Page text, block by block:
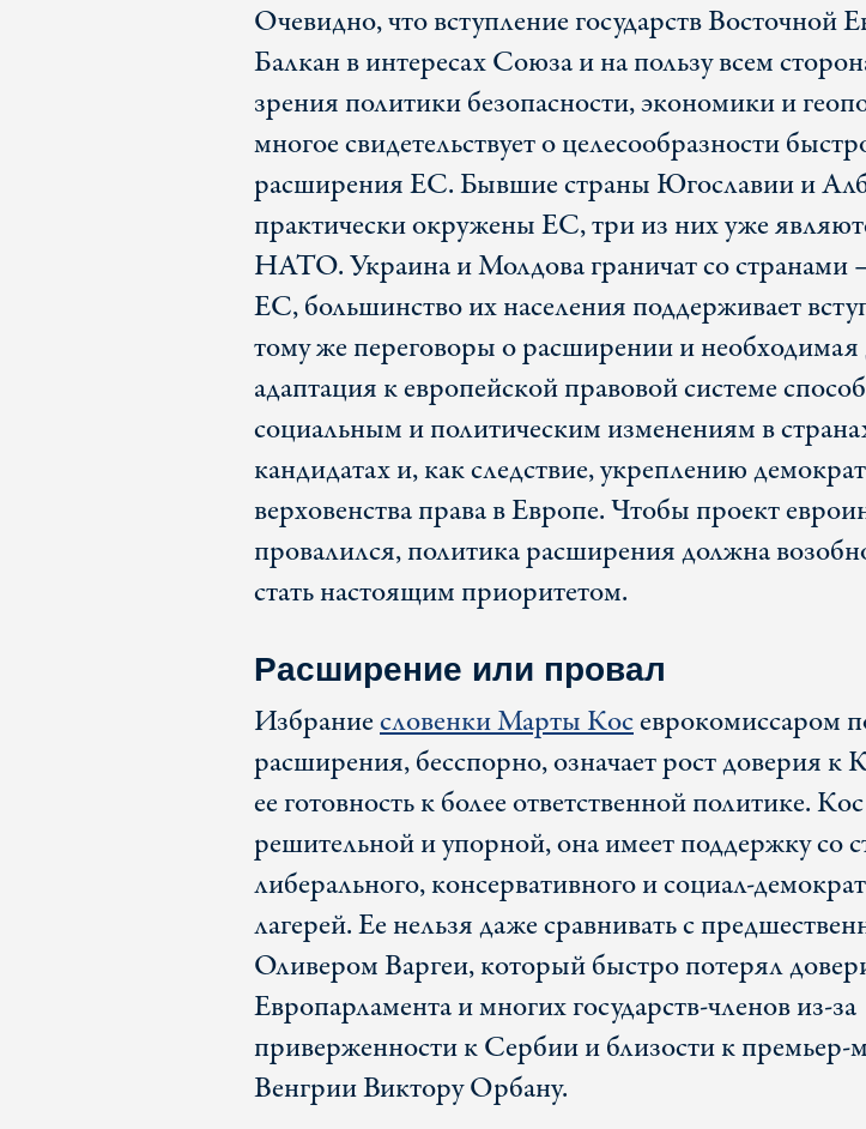
Очевидно, что вступление государств Восточной
Балкан в интересах Союза и на пользу всем
зрения политики безопасности, экономики и
многое свидетельствует о целесообразности
расширения ЕС. Бывшие страны Югославии и
практически окружены ЕС, три из них уже
НАТО. Украина и Молдова граничат со странами
ЕС, большинство их населения поддерживает
тому же переговоры о расширении и необходимая
адаптация к европейской правовой системе
социальным и политическим изменениям в
кандидатах и, как следствие, укреплению
верховенства права в Европе. Чтобы проект
провалился, политика расширения должна
стать настоящим приоритетом.
Расширение или провал
Избраниесловенки Марты Косеврокомиссаром
расширения, бесспорно, означает рост доверия к
ее готовность к более ответственной политике.
решительной и упорной, она имеет поддержку со
либерального, консервативного и социал-
лагерей. Ее нельзя даже сравнивать с
Оливером Варгеи, который быстро потерял
Европарламента и многих государств-членов из-за
приверженности к Сербии и близости к премьер-
Венгрии Виктору Орбану.